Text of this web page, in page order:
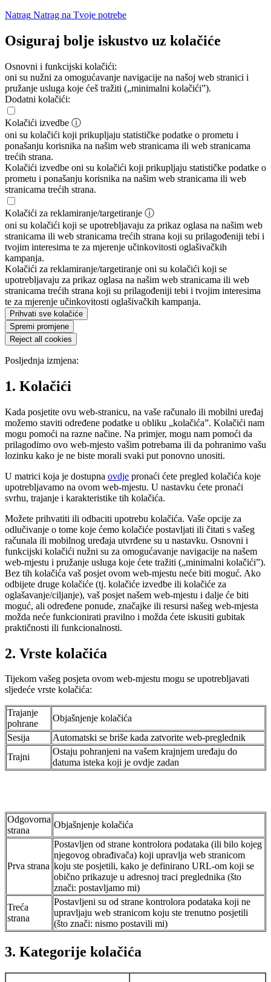
Natrag Natrag na Tvoje potrebe
Osiguraj bolje iskustvo uz kolačiće
Osnovni i funkcijski kolačići:
oni su nužni za omogućavanje navigacije na našoj web stranici i
pružanje usluga koje ćeš tražiti („minimalni kolačići”).
Dodatni kolačići:
Kolačići izvedbe ⓘ
oni su kolačići koji prikupljaju statističke podatke o prometu i
ponašanju korisnika na našim web stranicama ili web stranicama
trećih strana.
Kolačići izvedbe oni su kolačići koji prikupljaju statističke podatke o
prometu i ponašanju korisnika na našim web stranicama ili web
stranicama trećih strana.
Kolačići za reklamiranje/targetiranje ⓘ
oni su kolačići koji se upotrebljavaju za prikaz oglasa na našim web
stranicama ili web stranicama trećih strana koji su prilagođeniji tebi i
tvojim interesima te za mjerenje učinkovitosti oglašivačkih
kampanja.
Kolačići za reklamiranje/targetiranje oni su kolačići koji se
upotrebljavaju za prikaz oglasa na našim web stranicama ili web
stranicama trećih strana koji su prilagođeniji tebi i tvojim interesima
te za mjerenje učinkovitosti oglašivačkih kampanja.
Prihvati sve kolačiće
Spremi promjene
Reject all cookies
Posljednja izmjena:
1. Kolačići
Kada posjetite ovu web-stranicu, na vaše računalo ili mobilni uređaj
možemo staviti određene podatke u obliku „kolačića”. Kolačići nam
mogu pomoći na razne načine. Na primjer, mogu nam pomoći da
prilagodimo ovo web-mjesto vašim potrebama ili da pohranimo vašu
lozinku kako je ne biste morali svaki put ponovno unositi.
U matrici koja je dostupna ovdje pronaći ćete pregled kolačića koje
upotrebljavamo na ovom web-mjestu. U nastavku ćete pronaći
svrhu, trajanje i karakteristike tih kolačića.
Možete prihvatiti ili odbaciti upotrebu kolačića. Vaše opcije za
odlučivanje o tome koje ćemo kolačiće postavljati ili čitati s vašeg
računala ili mobilnog uređaja utvrđene su u nastavku. Osnovni i
funkcijski kolačići nužni su za omogućavanje navigacije na našem
web-mjestu i pružanje usluga koje ćete tražiti („minimalni kolačići”).
Bez tih kolačića vaš posjet ovom web-mjestu neće biti moguć. Ako
odbijete druge kolačiće (tj. kolačiće izvedbe ili kolačiće za
oglašavanje/ciljanje), vaš posjet našem web-mjestu i dalje će biti
moguć, ali određene ponude, značajke ili resursi našeg web-mjesta
možda neće funkcionirati pravilno i možda ćete iskusiti gubitak
praktičnosti ili funkcionalnosti.
2. Vrste kolačića
Tijekom vašeg posjeta ovom web-mjestu mogu se upotrebljavati
sljedeće vrste kolačića:
Trajanje
pohrane
Objašnjenje kolačića
Sesija
Automatski se briše kada zatvorite web-preglednik
Trajni
Ostaju pohranjeni na vašem krajnjem uređaju do
datuma isteka koji je ovdje zadan
Odgovorna
strana
Objašnjenje kolačića
Prva strana
Postavljen od strane kontrolora podataka (ili bilo kojeg
njegovog obrađivača) koji upravlja web stranicom
koju ste posjetili, kako je definirano URL-om koji se
obično prikazuje u adresnoj traci preglednika (što
znači: postavljamo mi)
Treća
strana
Postavljeni su od strane kontrolora podataka koji ne
upravljaju web stranicom koju ste trenutno posjetili
(što znači: nismo postavili mi)
3. Kategorije kolačića